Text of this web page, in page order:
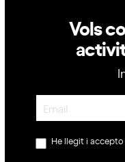
Vols
Newsletter
He llegit i accepto